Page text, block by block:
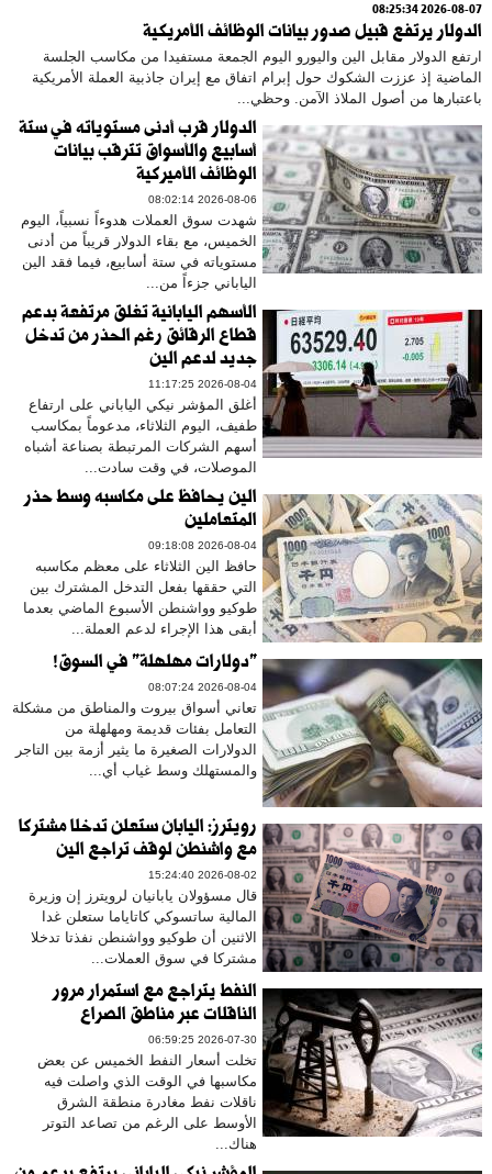
2026-08-07 08:25:34
الدولار يرتفع قبيل صدور بيانات الوظائف الأمريكية
ارتفع الدولار مقابل الين واليورو اليوم الجمعة مستفيدا من مكاسب الجلسة
الماضية إذ عززت الشكوك حول إبرام اتفاق مع إيران جاذبية العملة الأمريكية
باعتبارها من أصول الملاذ الآمن. وحظي...
الدولار قرب أدنى مستوياته في ستة
أسابيع والأسواق تترقب بيانات
الوظائف الأميركية
2026-08-06 08:02:14
شهدت سوق العملات هدوءاً نسبياً، اليوم
الخميس، مع بقاء الدولار قريباً من أدنى
مستوياته في ستة أسابيع، فيما فقد الين
الياباني جزءاً من...
الأسهم اليابانية تغلق مرتفعة بدعم
قطاع الرقائق رغم الحذر من تدخل
جديد لدعم الين
2026-08-04 11:17:25
أغلق المؤشر نيكي الياباني على ارتفاع
طفيف، اليوم الثلاثاء، مدعوماً بمكاسب
أسهم الشركات المرتبطة بصناعة أشباه
الموصلات، في وقت سادت...
الين يحافظ على مكاسبه وسط حذر
المتعاملين
2026-08-04 09:18:08
حافظ الين الثلاثاء على معظم مكاسبه
التي حققها بفعل التدخل المشترك بين
طوكيو وواشنطن الأسبوع الماضي بعدما
أبقى هذا الإجراء لدعم العملة...
"دولارات مهلهلة" في السوق!
2026-08-04 08:07:24
تعاني أسواق بيروت والمناطق من مشكلة
التعامل بفئات قديمة ومهلهلة من
الدولارات الصغيرة ما يثير أزمة بين التاجر
والمستهلك وسط غياب أي...
رويترز: اليابان ستعلن تدخلا مشتركا
مع واشنطن لوقف تراجع الين
2026-08-02 15:24:40
قال مسؤولان يابانيان لرويترز إن وزيرة
المالية ساتسوكي كاتاياما ستعلن غدا
الاثنين أن طوكيو وواشنطن نفذتا تدخلا
مشتركا في سوق العملات...
النفط يتراجع مع استمرار مرور
الناقلات عبر مناطق الصراع
2026-07-30 06:59:25
تخلت أسعار النفط الخميس عن بعض
مكاسبها في الوقت الذي واصلت فيه
ناقلات نفط مغادرة منطقة الشرق
الأوسط على الرغم من تصاعد التوتر
هناك...